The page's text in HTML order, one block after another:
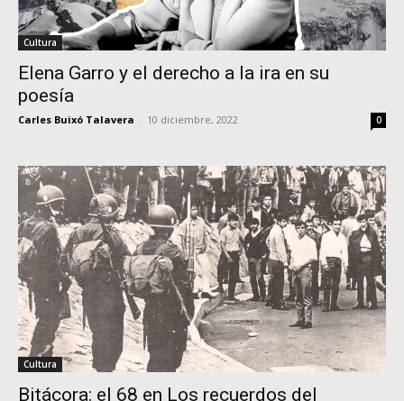
Cultura
Elena Garro y el derecho a la ira en su
poesía
Carles Buixó Talavera 10 diciembre, 2022 0
Cultura
Bitácora: el 68 en Los recuerdos del